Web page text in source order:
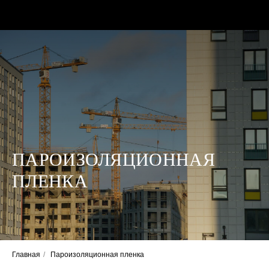
КАТАЛОГ
АКЦИИ
БЛОГ
О КОМПАНИИ
КОНТАКТЫ
ПАРОИЗОЛЯЦИОННАЯ
ПЛЕНКА
Главная / Пароизоляционная пленка